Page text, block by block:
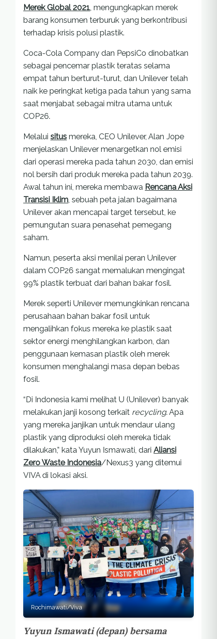
Merek Global 2021, mengungkapkan merek
barang konsumen terburuk yang berkontribusi
terhadap krisis polusi plastik.
Coca-Cola Company dan PepsiCo dinobatkan
sebagai pencemar plastik teratas selama
empat tahun berturut-turut, dan Unilever telah
naik ke peringkat ketiga pada tahun yang sama
saat menjabat sebagai mitra utama untuk
COP26.
Melalui situs mereka, CEO Unilever, Alan Jope
menjelaskan Unilever menargetkan nol emisi
dari operasi mereka pada tahun 2030, dan emisi
nol bersih dari produk mereka pada tahun 2039.
Awal tahun ini, mereka membawa Rencana Aksi
Transisi Iklim, sebuah peta jalan bagaimana
Unilever akan mencapai target tersebut, ke
pemungutan suara penasehat pemegang
saham.
Namun, peserta aksi menilai peran Unilever
dalam COP26 sangat memalukan mengingat
99% plastik terbuat dari bahan bakar fosil.
Merek seperti Unilever memungkinkan rencana
perusahaan bahan bakar fosil untuk
mengalihkan fokus mereka ke plastik saat
sektor energi menghilangkan karbon, dan
penggunaan kemasan plastik oleh merek
konsumen menghalangi masa depan bebas
fosil.
“Di Indonesia kami melihat U (Unilever) banyak
melakukan janji kosong terkait recycling. Apa
yang mereka janjikan untuk mendaur ulang
plastik yang diproduksi oleh mereka tidak
dilakukan,” kata Yuyun Ismawati, dari Aliansi
Zero Waste Indonesia/Nexus3 yang ditemui
VIVA di lokasi aksi.
Rochimawati/Viva
Yuyun Ismawati (depan) bersama